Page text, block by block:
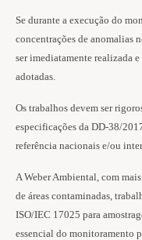
Se durante a execução do
concentrações de anomalias
ser imediatamente realizada e
adotadas.
Os trabalhos devem ser
especificações da DD-38/
referência nacionais e/ou
A Weber Ambiental, com
de áreas contaminadas,
ISO/IEC 17025 para
essencial do monitoramento